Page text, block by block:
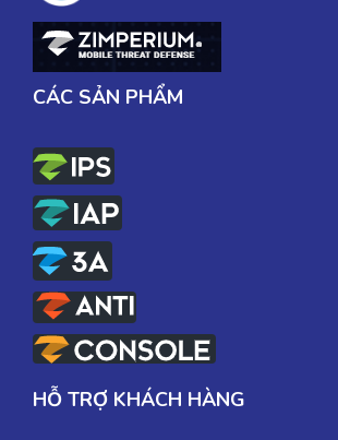
CÁC SẢN PHẨM
HỖ TRỢ KHÁCH HÀNG